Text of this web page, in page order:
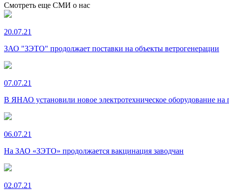
Смотреть еще СМИ о нас
20.07.21
ЗАО "ЗЭТО" продолжает поставки на объекты ветрогенерации
07.07.21
В ЯНАО установили новое электротехническое оборудование
06.07.21
На ЗАО «ЗЭТО» продолжается вакцинация заводчан
02.07.21